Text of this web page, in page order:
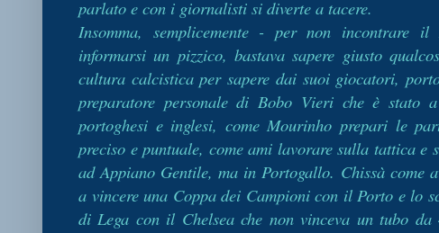
parlato e con i giornalisti si diverte a tacere.
Insomma, semplicemente - per non incontrare
informarsi un pizzico, bastava sapere giusto
cultura calcistica per sapere dai suoi giocatori,
preparatore personale di Bobo Vieri che è stato
portoghesi e inglesi, come Mourinho prepari le
preciso e puntuale, come ami lavorare sulla tattica e
ad Appiano Gentile, ma in Portogallo. Chissà come
a vincere una Coppa dei Campioni con il Porto e lo
di Lega con il Chelsea che non vinceva un tubo